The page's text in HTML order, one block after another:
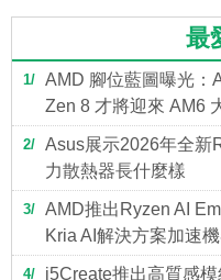
最
1
AMD 腳位藍圖曝光：
Zen 8 才將迎來 AM6
2
Asus展示2026年全新
力散熱器長什麼樣
3
AMD推出Ryzen AI
Kria AI解決方案加速
4
j5Create推出高質感